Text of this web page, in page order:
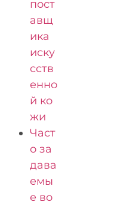
пост
авщ
ика
иску
сств
енно
й ко
жи
Част
о за
дава
емы
е во